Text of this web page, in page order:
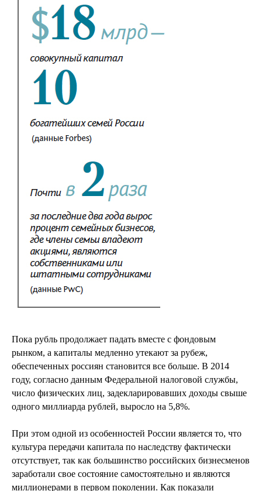
Пока рубль продолжает падать вместе с фондовым
рынком, а капиталы медленно утекают за рубеж,
обеспеченных россиян становится все больше. В 2014
году, согласно данным Федеральной налоговой службы,
число физических лиц, задекларировавших доходы свыше
одного миллиарда рублей, выросло на 5,8%.
При этом одной из особенностей России является то, что
культура передачи капитала по наследству фактически
отсутствует, так как большинство российских бизнесменов
заработали свое состояние самостоятельно и являются
миллионерами в первом поколении. Как показали